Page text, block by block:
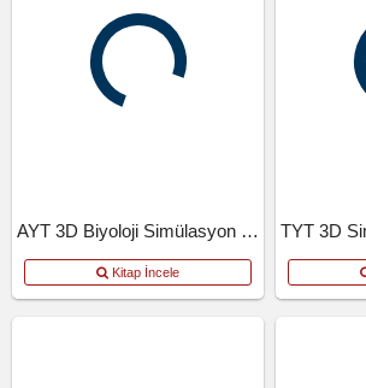
AYT 3D Biyoloji Simülasyon Denemeleri
Kitap İncele